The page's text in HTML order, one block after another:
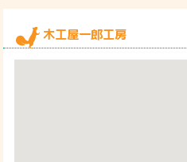
木工屋一郎工房